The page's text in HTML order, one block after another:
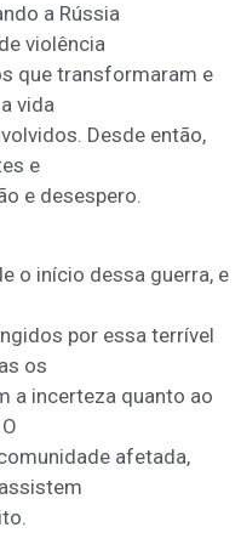
a Rússia
violência
que transformaram e
vida
Desde então,
e
e desespero.
o início dessa guerra, e
por essa terrível
os
a incerteza quanto ao
afetada,